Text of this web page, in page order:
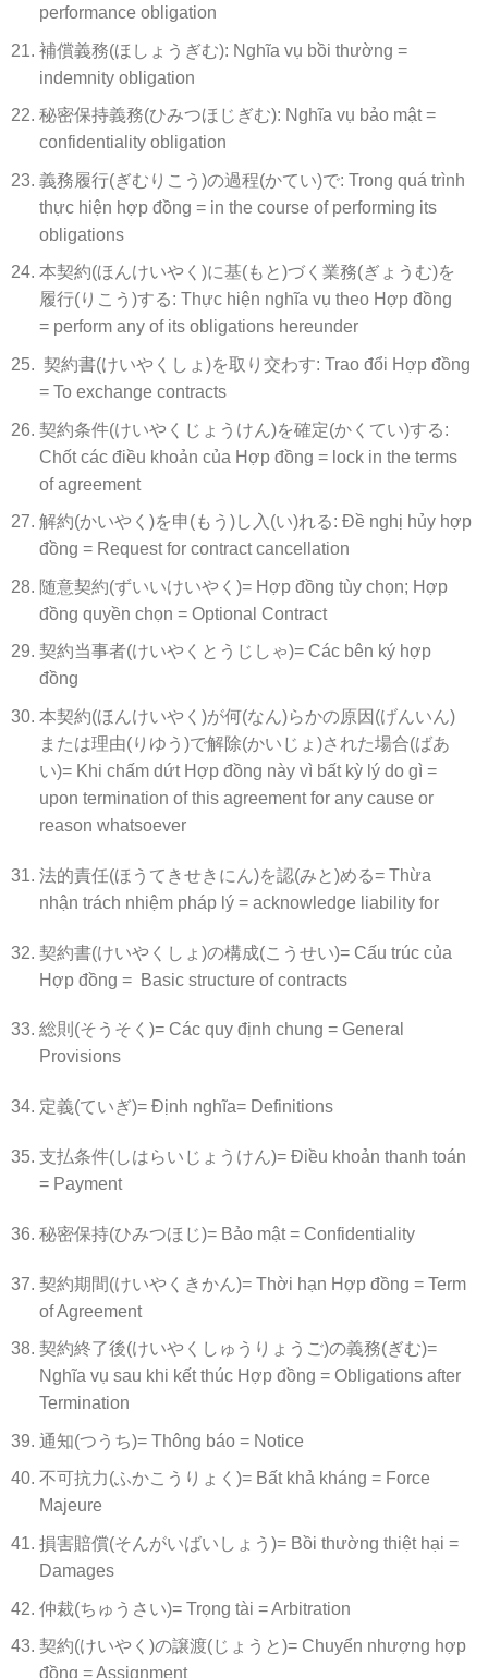
performance obligation
補償義務(ほしょうぎむ): Nghĩa vụ bồi thường =
indemnity obligation
秘密保持義務(ひみつほじぎむ): Nghĩa vụ bảo mật =
confidentiality obligation
義務履行(ぎむりこう)の過程(かてい)で: Trong quá trình
thực hiện hợp đồng = in the course of performing its
obligations
本契約(ほんけいやく)に基(もと)づく業務(ぎょうむ)を
履行(りこう)する: Thực hiện nghĩa vụ theo Hợp đồng
= perform any of its obligations hereunder
契約書(けいやくしょ)を取り交わす: Trao đổi Hợp đồng
= To exchange contracts
契約条件(けいやくじょうけん)を確定(かくてい)する:
Chốt các điều khoản của Hợp đồng = lock in the terms
of agreement
解約(かいやく)を申(もう)し入(い)れる: Đề nghị hủy hợp
đồng = Request for contract cancellation
随意契約(ずいいけいやく)= Hợp đồng tùy chọn; Hợp
đồng quyền chọn = Optional Contract
契約当事者(けいやくとうじしゃ)= Các bên ký hợp
đồng
本契約(ほんけいやく)が何(なん)らかの原因(げんいん)
または理由(りゆう)で解除(かいじょ)された場合(ばあ
い)= Khi chấm dứt Hợp đồng này vì bất kỳ lý do gì =
upon termination of this agreement for any cause or
reason whatsoever
法的責任(ほうてきせきにん)を認(みと)める= Thừa
nhận trách nhiệm pháp lý = acknowledge liability for
契約書(けいやくしょ)の構成(こうせい)= Cấu trúc của
Hợp đồng = Basic structure of contracts
総則(そうそく)= Các quy định chung = General
Provisions
定義(ていぎ)= Định nghĩa= Definitions
支払条件(しはらいじょうけん)= Điều khoản thanh toán
= Payment
秘密保持(ひみつほじ)= Bảo mật = Confidentiality
契約期間(けいやくきかん)= Thời hạn Hợp đồng = Term
of Agreement
契約終了後(けいやくしゅうりょうご)の義務(ぎむ)=
Nghĩa vụ sau khi kết thúc Hợp đồng = Obligations after
Termination
通知(つうち)= Thông báo = Notice
不可抗力(ふかこうりょく)= Bất khả kháng = Force
Majeure
損害賠償(そんがいばいしょう)= Bồi thường thiệt hại =
Damages
仲裁(ちゅうさい)= Trọng tài = Arbitration
契約(けいやく)の譲渡(じょうと)= Chuyển nhượng hợp
đồng = Assignment